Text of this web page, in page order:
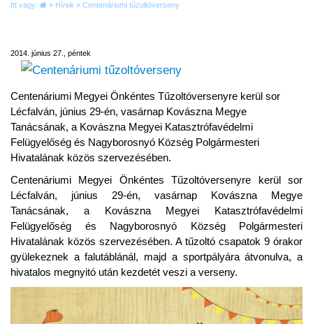
Itt vagy: » Hírek » Centenáriumi tűzoltóverseny
2014. június 27., péntek
Centenáriumi Megyei Önkéntes Tűzoltóversenyre kerül sor
Lécfalván, június 29-én, vasárnap Kovászna Megye
Tanácsának, a Kovászna Megyei Katasztrófavédelmi
Felügyelőség és Nagyborosnyó Község Polgármesteri
Hivatalának közös szervezésében.
Centenáriumi Megyei Önkéntes Tűzoltóversenyre kerül sor
Lécfalván, június 29-én, vasárnap Kovászna Megye
Tanácsának, a Kovászna Megyei Katasztrófavédelmi
Felügyelőség és Nagyborosnyó Község Polgármesteri
Hivatalának közös szervezésében. A tűzoltó csapatok 9 órakor
gyülekeznek a falutáblánál, majd a sportpályára átvonulva, a
hivatalos megnyitó után kezdetét veszi a verseny.